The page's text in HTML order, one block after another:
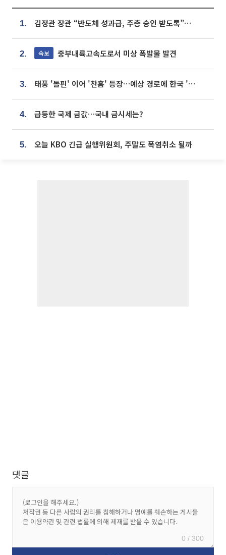
1. 김정관 장관 “반도체 성과급, 주총 승인 받도록”…상법·자본시장법 개정 시사
2. 속보 중부내륙고속도로서 미상 폭발물 발견
3. 태풍 '돌핀' 이어 '찬홈' 등장…예상 경로에 한국 '한숨'
4. 급등한 국제 금값…국내 금시세는?
5. 오늘 KBO 긴급 실행위원회, 주말도 폭염취소 될까
댓글
0 / 300